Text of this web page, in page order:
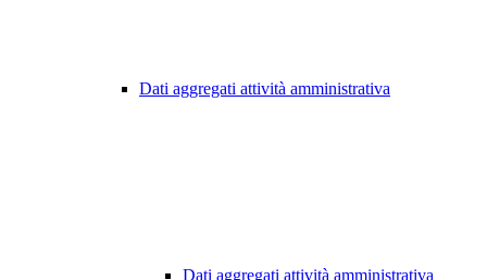
Dati aggregati attività amministrativa
Dati aggregati attività amministrativa